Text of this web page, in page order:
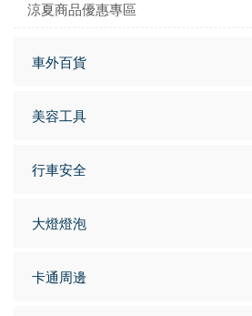
涼夏商品優惠專區
車外百貨
美容工具
行車安全
大燈燈泡
卡通周邊